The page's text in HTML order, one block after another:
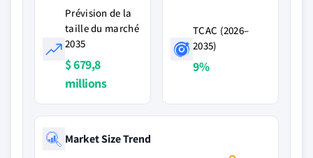
Prévision de la
taille du marché
2035
$ 679,8
millions
TCAC (2026–
2035)
9%
Market Size Trend